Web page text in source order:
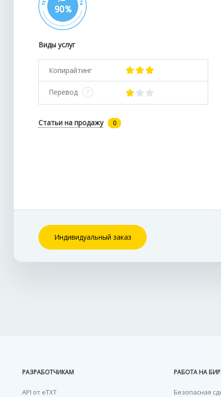
Виды услуг
Копирайтинг
Перевод ?
Статьи на продажу 0
Индивидуальный заказ
РАЗРАБОТЧИКАМ
API от eTXT
РАБОТА НА
Безопасная